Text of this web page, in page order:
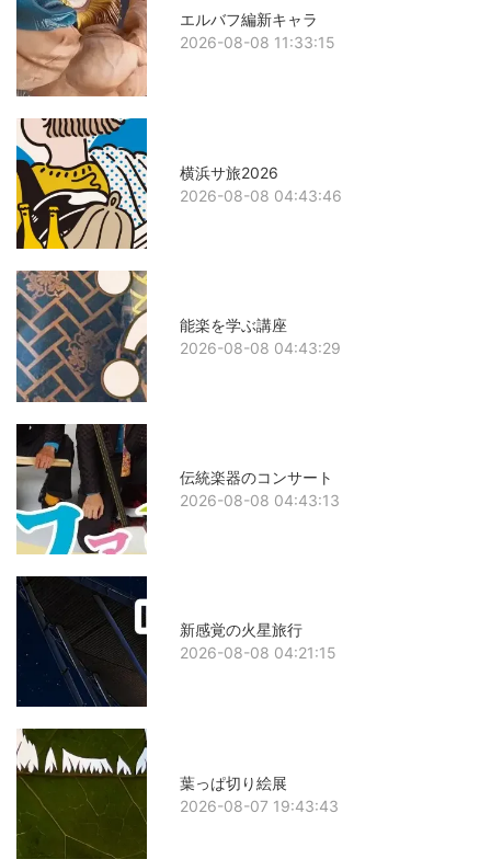
エルバフ編新キャラ
2026-08-08 11:33:15
横浜サ旅2026
2026-08-08 04:43:46
能楽を学ぶ講座
2026-08-08 04:43:29
伝統楽器のコンサート
2026-08-08 04:43:13
新感覚の火星旅行
2026-08-08 04:21:15
葉っぱ切り絵展
2026-08-07 19:43:43